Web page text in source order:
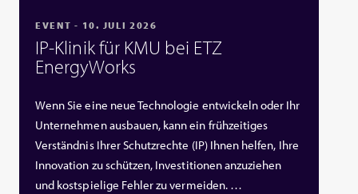
EVENT - 10. JULI 2026
IP‑Klinik für KMU bei ETZ
EnergyWorks
Wenn Sie eine neue Technologie entwickeln oder Ihr
Unternehmen ausbauen, kann ein frühzeitiges
Verständnis Ihrer Schutzrechte (IP) Ihnen helfen, Ihre
Innovation zu schützen, Investitionen anzuziehen
und kostspielige Fehler zu vermeiden. …